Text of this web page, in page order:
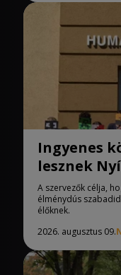
Ingyenes
lesznek
A szervezők célja,
élménydús
élőknek.
2026. augusztus 09.